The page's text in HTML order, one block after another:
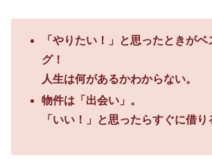
「やりたい！」と思ったときが
グ！
人生は何があるかわからない。
物件は「出会い」。
「いい！」と思ったらすぐに借り